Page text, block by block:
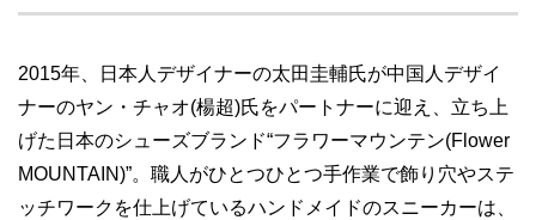
2015年、日本人デザイナーの太田圭輔氏が中国人デザイ
ナーのヤン・チャオ(楊超)氏をパートナーに迎え、立ち上
げた日本のシューズブランド“フラワーマウンテン(Flower
MOUNTAIN)”。職人がひとつひとつ手作業で飾り穴やステ
ッチワークを仕上げているハンドメイドのスニーカーは、